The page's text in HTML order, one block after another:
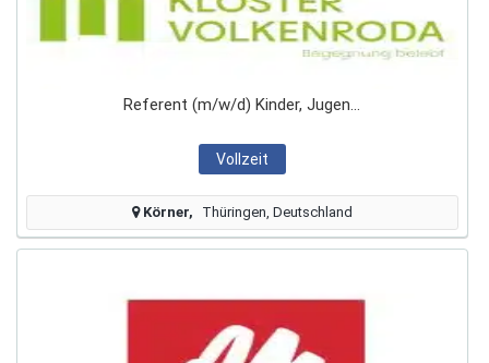
Referent (m/w/d) Kinder, Jugen...
Vollzeit
Körner Thüringen, Deutschland